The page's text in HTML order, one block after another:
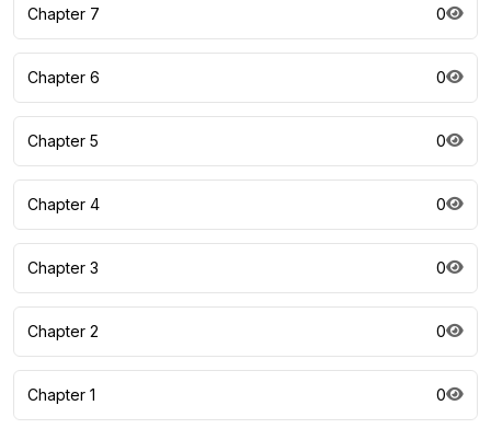
Chapter 7 0
Chapter 6 0
Chapter 5 0
Chapter 4 0
Chapter 3 0
Chapter 2 0
Chapter 1 0